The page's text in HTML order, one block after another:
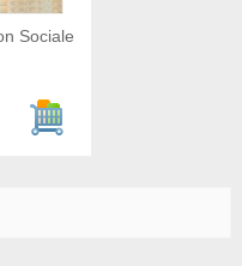
Sociale
Ajouter au panier